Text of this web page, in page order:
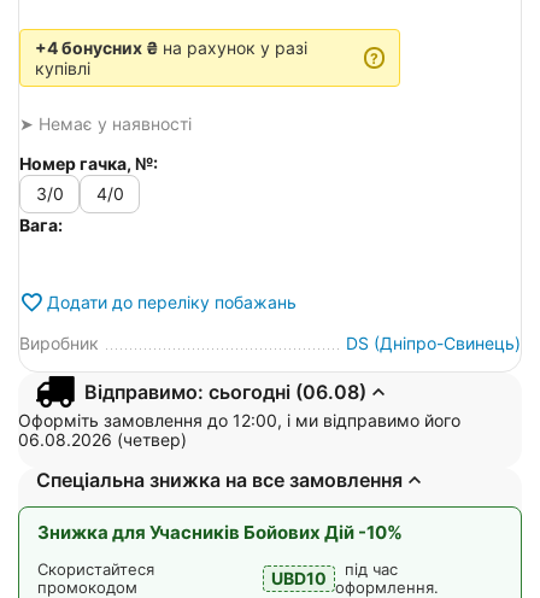
+4 бонусних ₴ на рахунок у разі
купівлі
?
➤ Немає у наявності
Номер гачка, №:
3/0
4/0
Вага:
Додати до переліку побажань
Виробник
DS (Дніпро-Свинець)
Відправимо: сьогодні (06.08)
Оформіть замовлення до 12:00, і ми відправимо його
06.08.2026 (четвер)
Спеціальна знижка на все замовлення
Знижка для Учасників Бойових Дій -10%
Скористайтеся
промокодом
UBD10
під час
оформлення.